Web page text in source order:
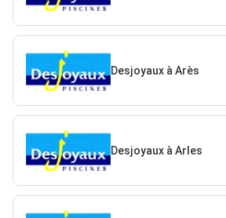
Desjoyaux à Arès
Desjoyaux à Arles